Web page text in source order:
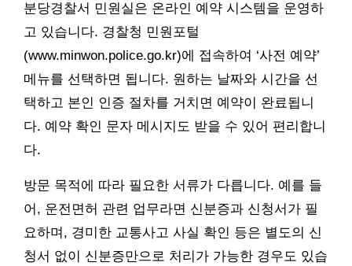
분당경찰서 민원실은 온라인 예약 시스템을 운영하
고 있습니다. 경찰청 민원포털
(www.minwon.police.go.kr)에 접속하여 ‘사전 예약’
메뉴를 선택하면 됩니다. 원하는 날짜와 시간을 선
택하고 본인 인증 절차를 거치면 예약이 완료됩니
다. 예약 확인 문자 메시지도 받을 수 있어 편리합니
다.
방문 목적에 따라 필요한 서류가 다릅니다. 예를 들
어, 운전면허 관련 업무라면 신분증과 신청서가 필
요하며, 경미한 교통사고 사실 확인 등은 별도의 신
청서 없이 신분증만으로 처리가 가능한 경우도 있습